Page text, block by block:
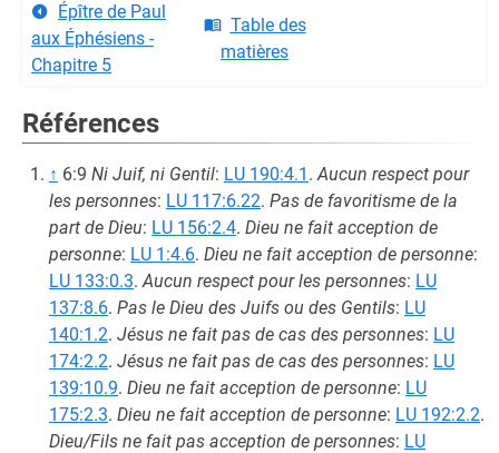
Épître de Paul
aux Éphésiens -
Chapitre 5
Table des
matières
Références
↑ 6:9 Ni Juif, ni Gentil: LU 190:4.1 .Aucun respect pour
les personnes: LU 117:6.22. Pas de favoritisme de la
part de Dieu: LU 156:2.4. Dieu ne fait acception de
personne: LU 1:4.6. Dieu ne fait acception de personne:
LU 133:0.3.Aucun respect pour les personnes: LU
137:8.6. Pas le Dieu des Juifs ou des Gentils: LU
140:1.2. Jésus ne fait pas de cas des personnes: LU
174:2.2. Jésus ne fait pas de cas des personnes: LU
139:10.9. Dieu ne fait acception de personne: LU
175:2.3. Dieu ne fait acception de personne: LU 192:2.2.
Dieu/Fils ne fait pas acception de personnes: LU